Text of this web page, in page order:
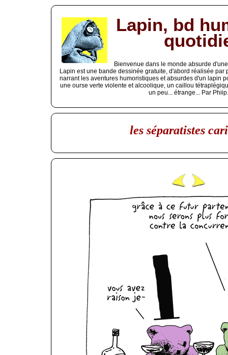
Lapin, bd
Bienvenue dans le monde absurde
Lapin est une bande dessinée gratuite, d'abord réalisée par
narrant les aventures humoristiques et absurdes d'un lapin
une ourse verte violente et alcoolique, un caillou
un peu... étrange... Par Phiip.
les séparatistes